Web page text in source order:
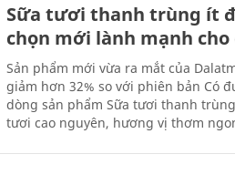
Sữa tươi thanh trùng ít
chọn mới lành mạnh cho
Sản phẩm mới vừa ra mắt của
giảm hơn 32% so với phiên bản Có
dòng sản phẩm Sữa tươi thanh
tươi cao nguyên, hương vị thơm